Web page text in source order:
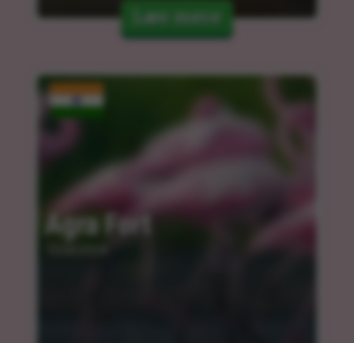
Læs mere
Agra Fort